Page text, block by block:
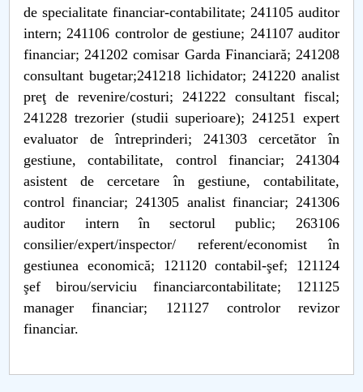
de specialitate financiar-contabilitate; 241105 auditor
intern; 241106 controlor de gestiune; 241107 auditor
financiar; 241202 comisar Garda Financiară; 241208
consultant bugetar;241218 lichidator; 241220 analist
preţ de revenire/costuri; 241222 consultant fiscal;
241228 trezorier (studii superioare); 241251 expert
evaluator de întreprinderi; 241303 cercetător în
gestiune, contabilitate, control financiar; 241304
asistent de cercetare în gestiune, contabilitate,
control financiar; 241305 analist financiar; 241306
auditor intern în sectorul public; 263106
consilier/expert/inspector/ referent/economist în
gestiunea economică; 121120 contabil-şef; 121124
şef birou/serviciu financiarcontabilitate; 121125
manager financiar; 121127 controlor revizor
financiar.